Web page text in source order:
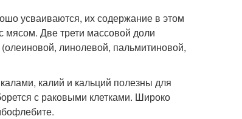
усваиваются, их содержание в этом
мясом. Две трети массовой доли
линолевой, пальмитиновой,
калий и кальций полезны для
с раковыми клетками. Широко